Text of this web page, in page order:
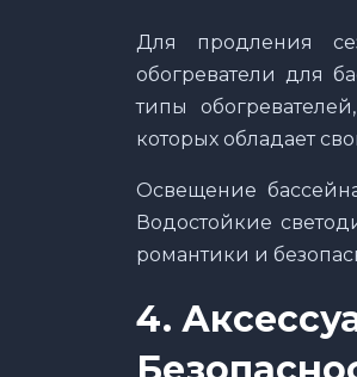
Для продления
обогреватели для
типы
которых обладает
Освещение
Водостойкие
романтики и
4.